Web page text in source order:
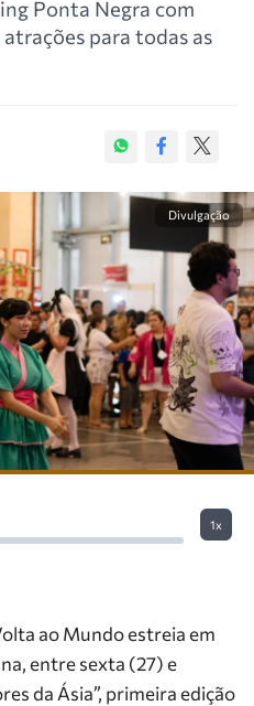
Ponta Negra com
para todas as
Divulgação
1x
ao Mundo estreia em
entre sexta (27) e
da Ásia”, primeira edição